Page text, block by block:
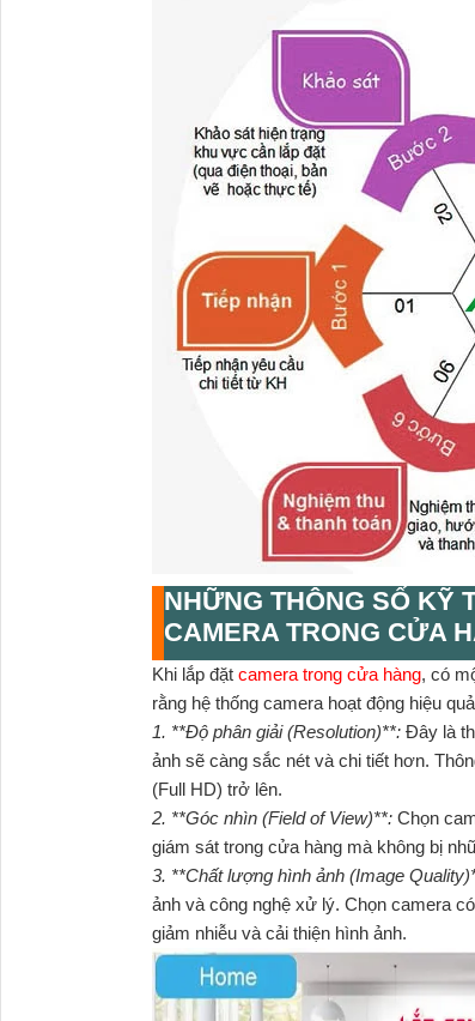
NHỮNG THÔNG SỐ KỸ
CAMERA TRONG CỬA
Khi lắp đặt camera trong cửa hàng, có
rằng hệ thống camera hoạt động hiệu
1. **Độ phân giải (Resolution)**: Đây là
ảnh sẽ càng sắc nét và chi tiết hơn.
(Full HD) trở lên.
2. **Góc nhìn (Field of View)**: Chọn
giám sát trong cửa hàng mà không bị
3. **Chất lượng hình ảnh (Image
ảnh và công nghệ xử lý. Chọn camera
giảm nhiễu và cải thiện hình ảnh.